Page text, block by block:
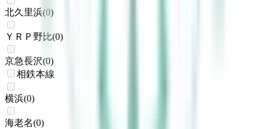
北久里浜(0)
ＹＲＰ野比(0)
京急長沢(0)
相鉄本線
横浜(0)
海老名(0)